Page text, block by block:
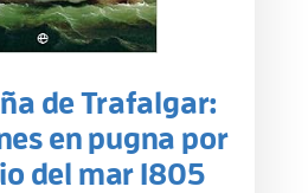
de Trafalgar:
en pugna por
del mar 1805